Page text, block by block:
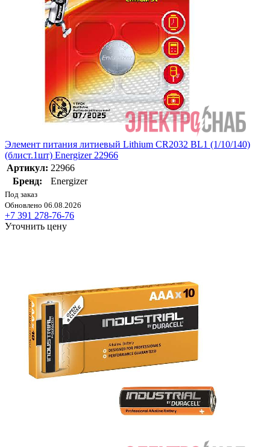
Элемент питания литиевый Lithium CR2032 BL1 (1/10/140)
(блист.1шт) Energizer 22966
Артикул: 22966
Бренд:
Energizer
Под заказ
Обновлено 06.08.2026
+7 391 278-76-76
Уточнить цену